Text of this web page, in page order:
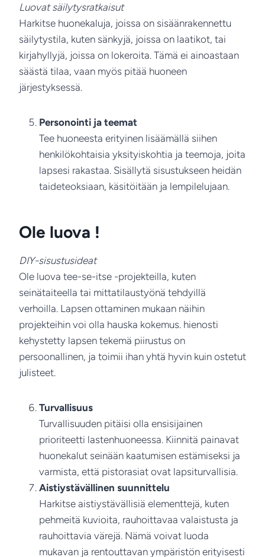
Luovat säilytysratkaisut
Harkitse huonekaluja, joissa on sisäänrakennettu
säilytystila, kuten sänkyjä, joissa on laatikot, tai
kirjahyllyjä, joissa on lokeroita. Tämä ei ainoastaan
säästä tilaa, vaan myös pitää huoneen
järjestyksessä.
Personointi ja teemat
Tee huoneesta erityinen lisäämällä siihen
henkilökohtaisia yksityiskohtia ja teemoja, joita
lapsesi rakastaa. Sisällytä sisustukseen heidän
taideteoksiaan, käsitöitään ja lempilelujaan.
Ole luova !
DIY-sisustusideat
Ole luova tee-se-itse -projekteilla, kuten
seinätaiteella tai mittatilaustyönä tehdyillä
verhoilla. Lapsen ottaminen mukaan näihin
projekteihin voi olla hauska kokemus. hienosti
kehystetty lapsen tekemä piirustus on
persoonallinen, ja toimii ihan yhtä hyvin kuin ostetut
julisteet.
Turvallisuus
Turvallisuuden pitäisi olla ensisijainen
prioriteetti lastenhuoneessa. Kiinnitä painavat
huonekalut seinään kaatumisen estämiseksi ja
varmista, että pistorasiat ovat lapsiturvallisia.
Aistiystävällinen suunnittelu
Harkitse aistiystävällisiä elementtejä, kuten
pehmeitä kuvioita, rauhoittavaa valaistusta ja
rauhoittavia värejä. Nämä voivat luoda
mukavan ja rentouttavan ympäristön erityisesti